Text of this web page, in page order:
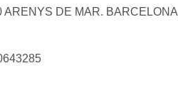
ARENYS DE MAR. BARCELONA